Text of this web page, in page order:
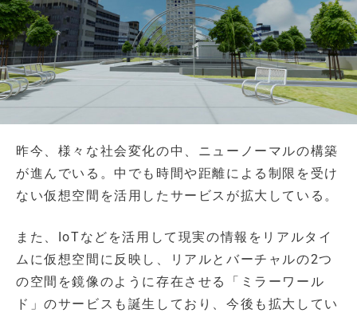
昨今、様々な社会変化の中、ニューノーマルの構築
が進んでいる。中でも時間や距離による制限を受け
ない仮想空間を活用したサービスが拡大している。
また、IoTなどを活用して現実の情報をリアルタイ
ムに仮想空間に反映し、リアルとバーチャルの2つ
の空間を鏡像のように存在させる「ミラーワール
ド」のサービスも誕生しており、今後も拡大してい